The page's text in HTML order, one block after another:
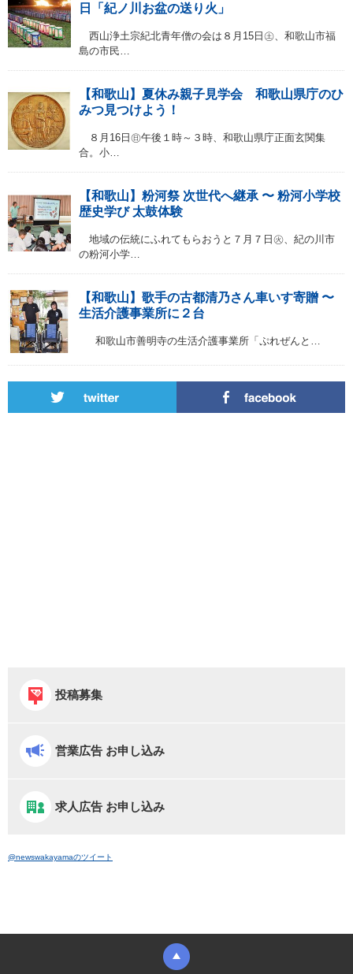
日「紀ノ川お盆の送り火」
西山浄土宗紀北青年僧の会は８月15日㊏、和歌山市福
島の市民…
【和歌山】夏休み親子見学会 和歌山県庁のひ
みつ見つけよう！
８月16日㊐午後１時～３時、和歌山県庁正面玄関集
合。小…
【和歌山】粉河祭 次世代へ継承 〜 粉河小学校
歴史学び 太鼓体験
地域の伝統にふれてもらおうと７月７日㊋、紀の川市
の粉河小学…
【和歌山】歌手の古都清乃さん車いす寄贈 〜
生活介護事業所に２台
和歌山市善明寺の生活介護事業所「ぷれぜんと…
投稿募集
営業広告 お申し込み
求人広告 お申し込み
@newswakayamaのツイート